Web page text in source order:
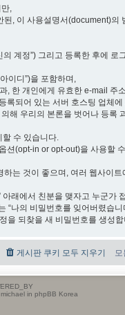
,
, 이 사용설명서(document)의
계정”) 그리고 등록한 후에 로
이디”)을 포함하며,
한 개인에게 유효한 e-mail 주
록되어 있는 서버 호스팅 업체
해 우리의 본론을 벗어나 등록
할 수 있습니다.
션(opt-in or opt-out)을 사용할
는 것이 좋으며, 여러 웹사이
래에서 친분을 맺자고 누군가
“나의 비밀번호를 잊어버렸습니
을 되찾을 새 비밀번호를 생성
게시판 쿠키 모두 지우기
in phpBB Korea